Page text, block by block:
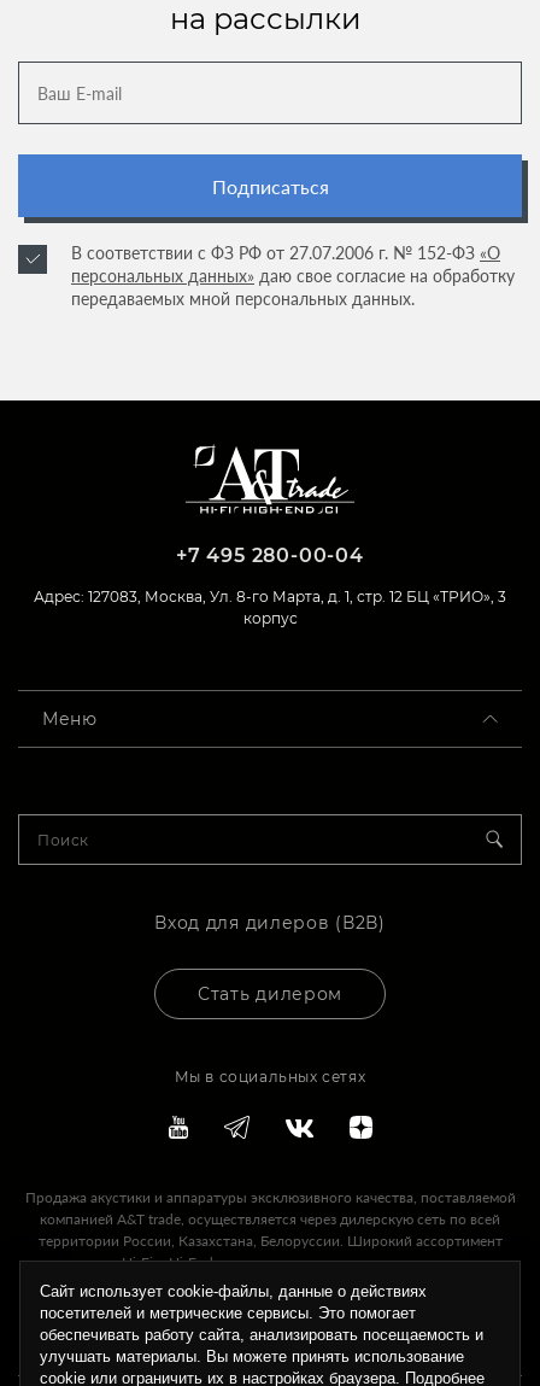
на рассылки
Подписаться
В соответствии с ФЗ РФ от 27.07.2006 г. № 152-ФЗ «О
персональных данных» даю свое согласие на обработку
передаваемых мной персональных данных.
+7 495 280-00-04
Адрес: 127083, Москва, Ул. 8-го Марта, д. 1, стр. 12 БЦ «ТРИО», 3
корпус
Меню
Вход для дилеров (В2В)
Стать дилером
Мы в социальных сетях
Продажа акустики и аппаратуры эксклюзивного качества, поставляемой
компанией A&T trade, осуществляется через дилерскую сеть по всей
территории России, Казахстана, Белоруссии. Широкий ассортимент
предлагаемых Hi-Fi и Hi-End акустических систем и аппаратуры, качество
ее звучания и надежность, а также высокий уровень технической
поддержки, сервисного и гарантийного обслуживания — это то, что A&T
Trade может предложить своим дилерам и покупателям.
Сайт использует cookie-файлы, данные о действиях
посетителей и метрические сервисы. Это помогает
обеспечивать работу сайта, анализировать посещаемость и
улучшать материалы. Вы можете принять использование
cookie или ограничить их в настройках браузера. Подробнее